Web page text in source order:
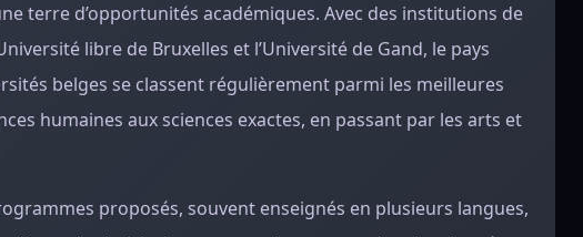
terre d’opportunités académiques. Avec des institutions de
libre de Bruxelles et l’Université de Gand, le pays
belges se classent régulièrement parmi les meilleures
humaines aux sciences exactes, en passant par les arts et
proposés, souvent enseignés en plusieurs langues,